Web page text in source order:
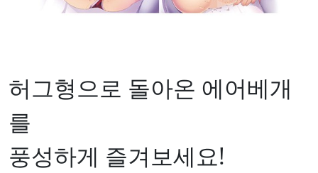
허그형으로 돌아온 에어베개
를
풍성하게 즐겨보세요!